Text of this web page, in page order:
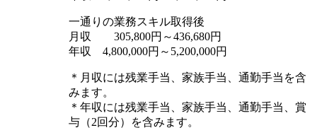
一通りの業務スキル取得後
月収 305,800円～436,680円
年収 4,800,000円～5,200,000円
＊月収には残業手当、家族手当、通勤手当を含
みます。
＊年収には残業手当、家族手当、通勤手当、賞
与（2回分）を含みます。